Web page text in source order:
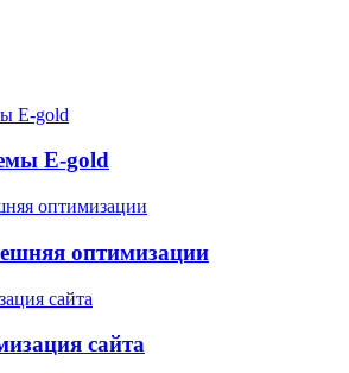
E-gold
оптимизации
сайта